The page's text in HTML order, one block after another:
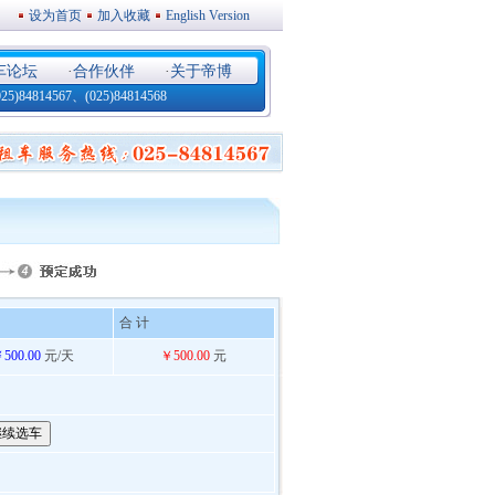
设为首页 加入收藏 English Version
论坛 ·合作伙伴 · 关于帝博
、(025)84814568
合 计
500.00元/天 ￥500.00 元